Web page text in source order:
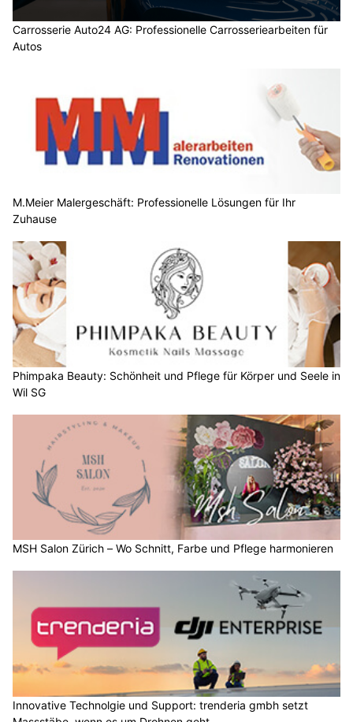
Carrosserie Auto24 AG: Professionelle Carrosseriearbeiten für
Autos
M.Meier Malergeschäft: Professionelle Lösungen für Ihr
Zuhause
Phimpaka Beauty: Schönheit und Pflege für Körper und Seele in
Wil SG
MSH Salon Zürich – Wo Schnitt, Farbe und Pflege harmonieren
Innovative Technolgie und Support: trenderia gmbh setzt